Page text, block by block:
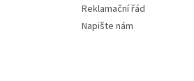
Reklamační řád
Napište nám